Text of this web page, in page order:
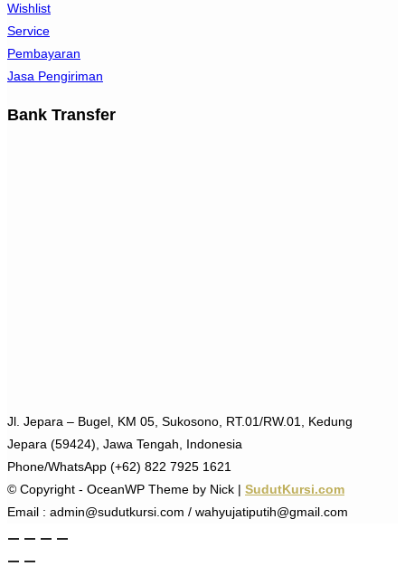
Wishlist
Service
Pembayaran
Jasa Pengiriman
Bank Transfer
Jl. Jepara – Bugel, KM 05, Sukosono, RT.01/RW.01, Kedung
Jepara (59424), Jawa Tengah, Indonesia
Phone/WhatsApp (+62) 822 7925 1621
© Copyright - OceanWP Theme by Nick | SudutKursi.com
Email : admin@sudutkursi.com / wahyujatiputih@gmail.com